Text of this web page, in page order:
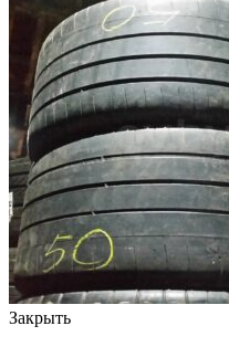
Закрыть